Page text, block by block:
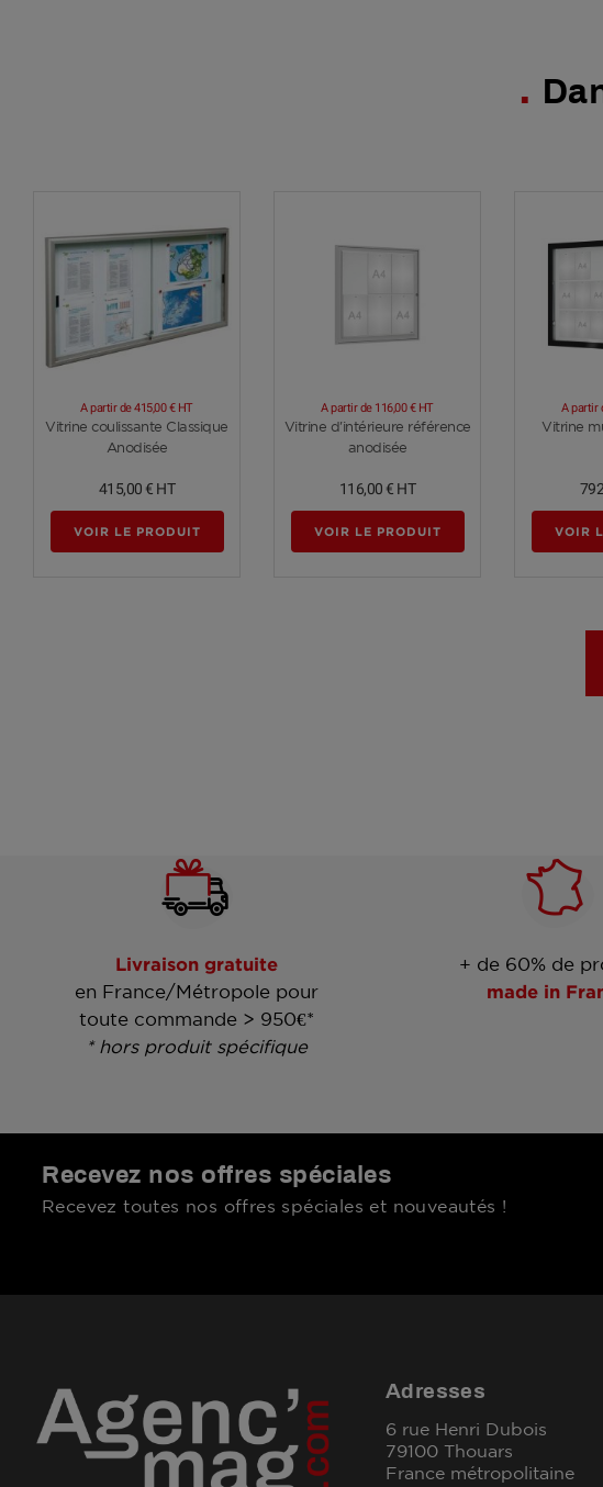
Voir plus
Vitrine coulissante Classique
Anodisée
A partir de415,00 € HT
415,00 € HT
VOIR LE PRODUIT
Voir plus
Vitrine d'intérieure référence
anodisée
A partir de 116,00 € HT
116,00 € HT
VOIR LE PRODUIT
Vitrine
A partir
VOIR
Livraison gratuite
en France/Métropole pour
toute commande > 950€*
* hors produit spécifique
+ de 60% de
made in
Recevez nos offres spéciales
Recevez toutes nos offres spéciales et nouveautés !
Adresses
6 rue Henri Dubois
79100 Thouars
France métropolitaine